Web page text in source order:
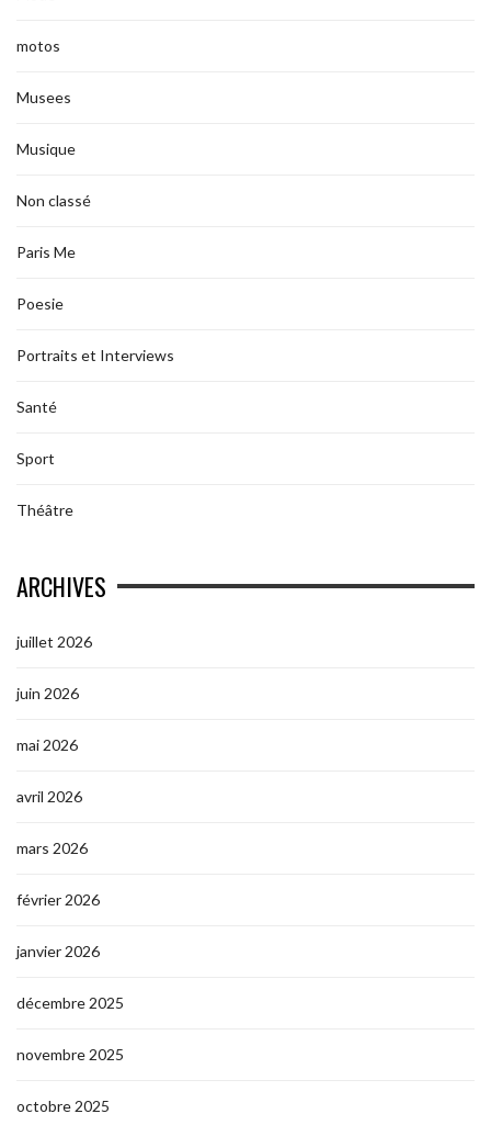
motos
Musees
Musique
Non classé
Paris Me
Poesie
Portraits et Interviews
Santé
Sport
Théâtre
ARCHIVES
juillet 2026
juin 2026
mai 2026
avril 2026
mars 2026
février 2026
janvier 2026
décembre 2025
novembre 2025
octobre 2025